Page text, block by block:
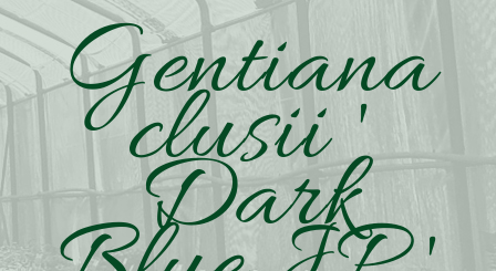
Gentiana
clusii '
Dark